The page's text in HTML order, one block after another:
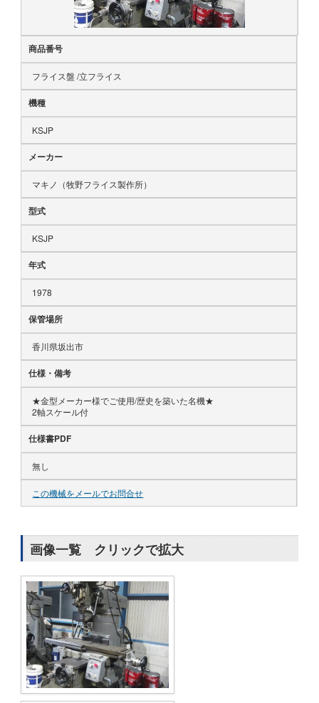
商品番号
フライス盤 /立フライス
機種
KSJP
メーカー
マキノ（牧野フライス製作所）
型式
KSJP
年式
1978
保管場所
香川県坂出市
仕様・備考
★金型メーカー様でご使用/歴史を築いた名機★
2軸スケール付
仕様書PDF
無し
この機械をメールでお問合せ
画像一覧 クリックで拡大